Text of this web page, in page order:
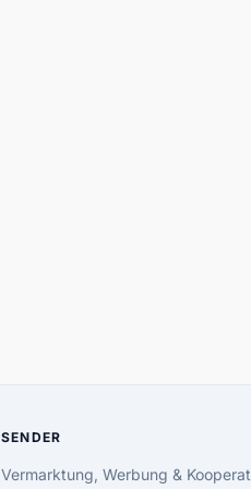
SENDER
Vermarktung, Werbung &